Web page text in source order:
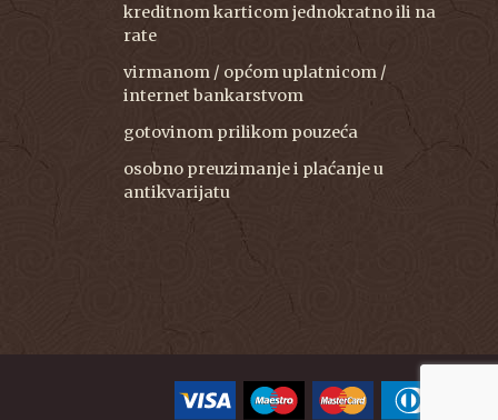
kreditnom karticom jednokratno ili na
rate
virmanom / općom uplatnicom /
internet bankarstvom
gotovinom prilikom pouzeća
osobno preuzimanje i plaćanje u
antikvarijatu